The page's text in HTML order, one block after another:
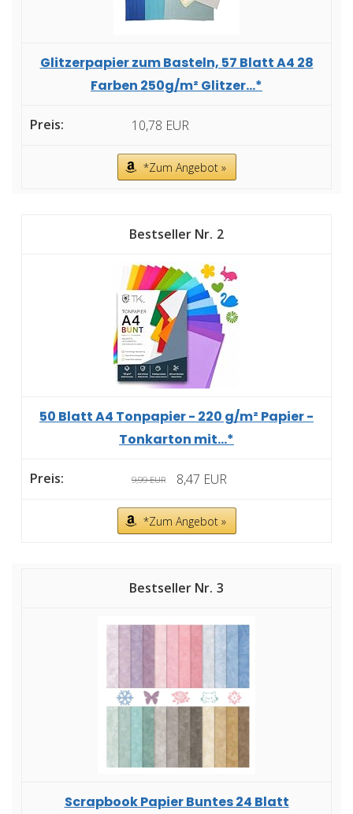
Glitzerpapier zum Basteln, 57 Blatt A4 28
Farben 250g/m² Glitzer...*
10,78 EUR
*Zum Angebot »
2
50 Blatt A4 Tonpapier - 220 g/m² Papier -
Tonkarton mit...*
9,99 EUR 8,47 EUR
*Zum Angebot »
3
Scrapbook Papier Buntes 24 Blatt